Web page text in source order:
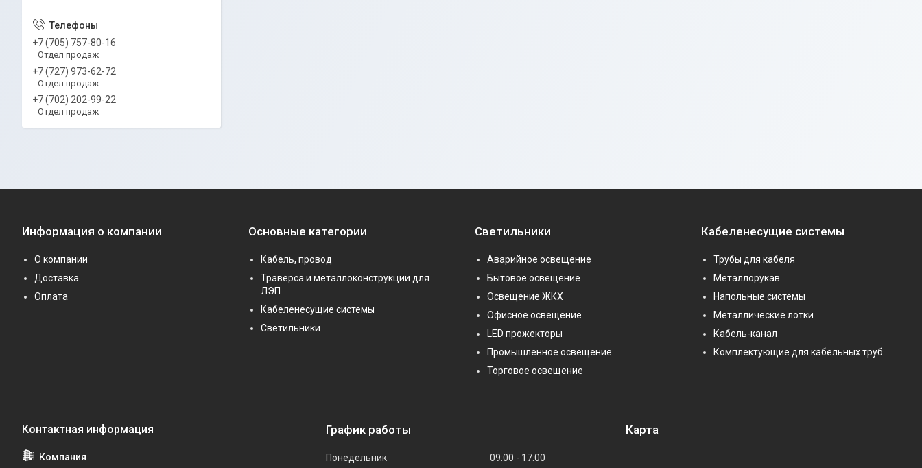
+7 (705) 757-80-16
Отдел продаж
+7 (727) 973-62-72
Отдел продаж
+7 (702) 202-99-22
Отдел продаж
Информация о компании
О компании
Доставка
Оплата
Основные категории
Кабель, провод
Траверса и металлоконструкции для
ЛЭП
Кабеленесущие системы
Светильники
Светильники
Аварийное освещение
Бытовое освещение
Освещение ЖКХ
Офисное освещение
LED прожекторы
Промышленное освещение
Торговое освещение
Кабеленесущие системы
Трубы для кабеля
Металлорукав
Напольные системы
Металлические лотки
Кабель-канал
Комплектующие для кабельных труб
График работы
Понедельник 09:00 17:00
Карта